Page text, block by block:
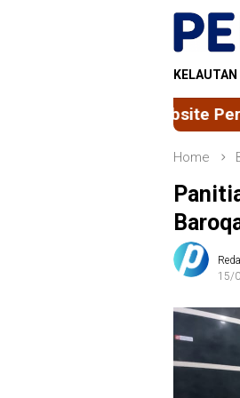
Skip
Perpustakaan
Home
15/